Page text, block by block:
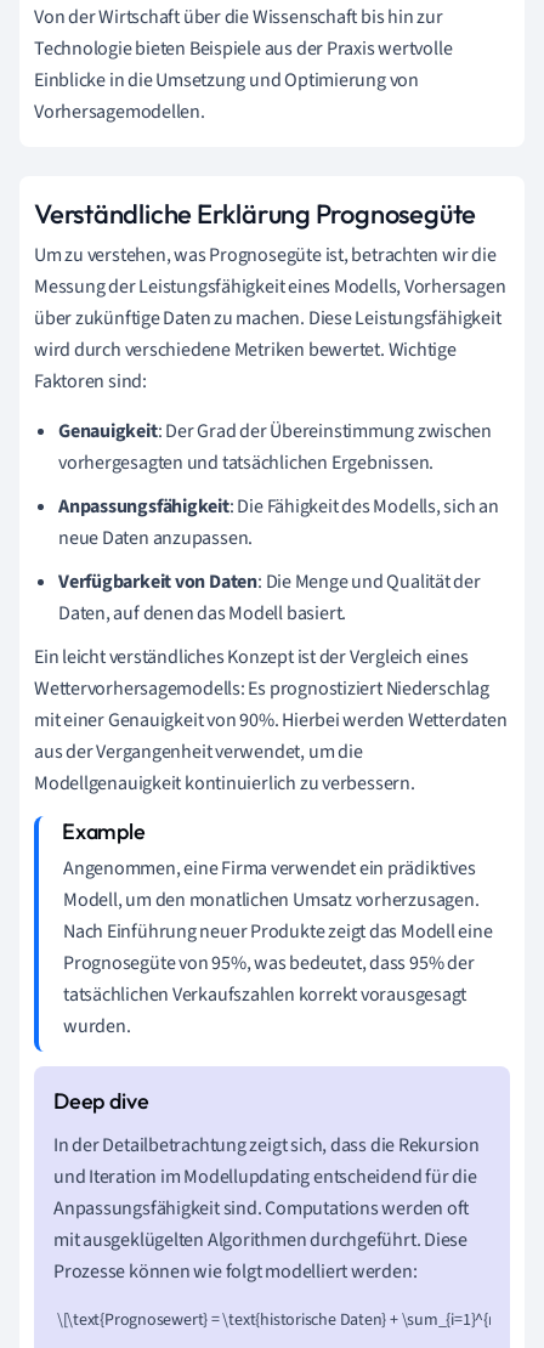
Von der Wirtschaft über die Wissenschaft bis hin zur
Technologie bieten Beispiele aus der Praxis wertvolle
Einblicke in die Umsetzung und Optimierung von
Vorhersagemodellen.
Verständliche Erklärung Prognosegüte
Um zu verstehen, was Prognosegüte ist, betrachten wir die
Messung der Leistungsfähigkeit eines Modells, Vorhersagen
über zukünftige Daten zu machen. Diese Leistungsfähigkeit
wird durch verschiedene Metriken bewertet. Wichtige
Faktoren sind:
Genauigkeit: Der Grad der Übereinstimmung zwischen
vorhergesagten und tatsächlichen Ergebnissen.
Anpassungsfähigkeit: Die Fähigkeit des Modells, sich an
neue Daten anzupassen.
Verfügbarkeit von Daten: Die Menge und Qualität der
Daten, auf denen das Modell basiert.
Ein leicht verständliches Konzept ist der Vergleich eines
Wettervorhersagemodells: Es prognostiziert Niederschlag
mit einer Genauigkeit von 90%. Hierbei werden Wetterdaten
aus der Vergangenheit verwendet, um die
Modellgenauigkeit kontinuierlich zu verbessern.
Angenommen, eine Firma verwendet ein prädiktives
Modell, um den monatlichen Umsatz vorherzusagen.
Nach Einführung neuer Produkte zeigt das Modell eine
Prognosegüte von 95%, was bedeutet, dass 95% der
tatsächlichen Verkaufszahlen korrekt vorausgesagt
wurden.
In der Detailbetrachtung zeigt sich, dass die Rekursion
und Iteration im Modellupdating entscheidend für die
Anpassungsfähigkeit sind. Computations werden oft
mit ausgeklügelten Algorithmen durchgeführt. Diese
Prozesse können wie folgt modelliert werden:
\[\text{Prognosewert} = \text{historische Daten} + \sum_{i=1}^{n}